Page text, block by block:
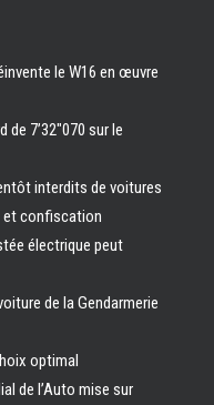
le W16 en œuvre
7’32″070 sur le
interdits de voitures
et confiscation
électrique peut
de la Gendarmerie
optimal
de l’Auto mise sur